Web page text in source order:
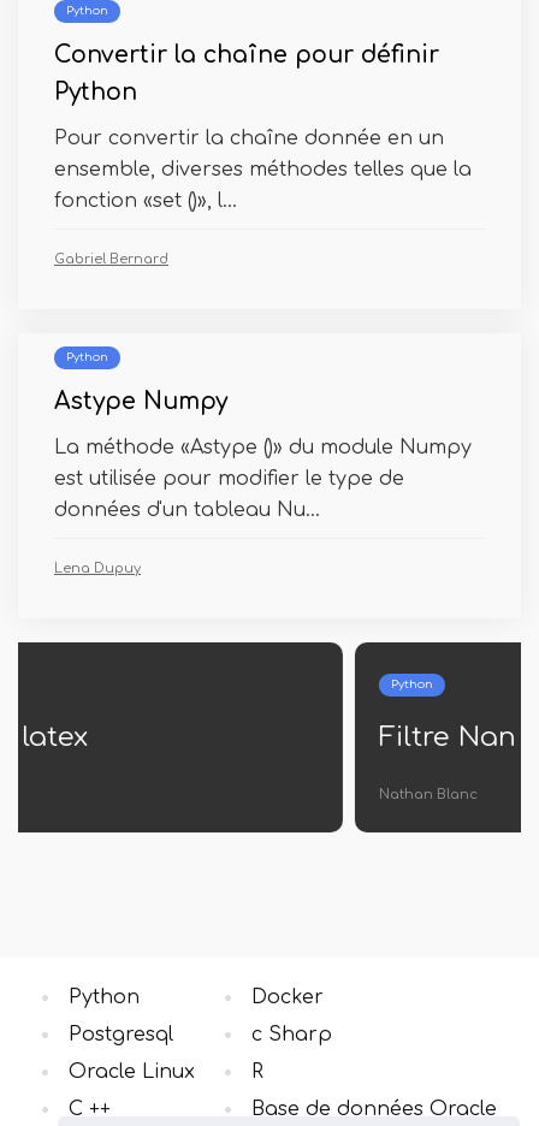
Python
Convertir la chaîne pour définir
Python
Pour convertir la chaîne donnée en un
ensemble, diverses méthodes telles que la
fonction «set ()», l...
Gabriel Bernard
Python
Astype Numpy
La méthode «Astype ()» du module Numpy
est utilisée pour modifier le type de
données d'un tableau Nu...
Lena Dupuy
Filtre Nan Pandas
Python
Postgresql
Oracle Linux
C ++
Docker
c Sharp
R
Base de données Oracle